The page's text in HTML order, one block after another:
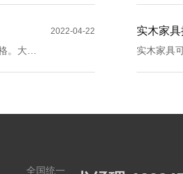
2022-04-22
。大家
实木家
实木家具
全国统一